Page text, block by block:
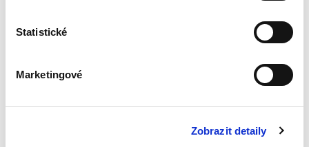
Statistické
Marketingové
Zobrazit detaily
390,00 Kč
Skončení pracovního poměru může snadno
nabízí praktický výklad všech aspektů, které s